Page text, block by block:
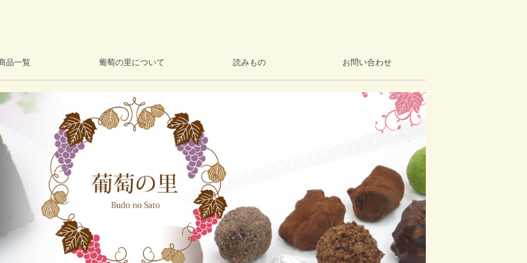
品一覧 葡萄の里について 読みもの お問い合わせ